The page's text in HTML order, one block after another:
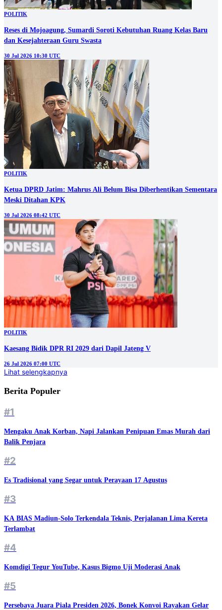
POLITIK
Reses di Mojoagung, Sumardi Soroti Kebutuhan Ruang Kelas Baru
dan Kesejahteraan Guru Swasta
30 Jul 2026 10:30 UTC
POLITIK
Ketua DPRD Jatim: Mahrus Ali Belum Bisa Diberhentikan Sementara
Meski Ditahan KPK
30 Jul 2026 08:42 UTC
POLITIK
Kaesang Bidik DPR RI 2029 dari Dapil Jateng V
26 Jul 2026 07:00 UTC
Lihat selengkapnya
Berita Populer
#1
Mengaku Anak Korban, Napi Jalankan Penipuan Emas Murah dari
Balik Penjara
#2
Es Tradisional yang Segar untuk Perayaan 17 Agustus
#3
KA BIAS Madiun-Solo Terkendala Teknis, Perjalanan Lima Kereta
Terlambat
#4
Komdigi Tegur YouTube, Kasus Bigmo Uji Moderasi Anak
#5
Persebaya Juara Piala Presiden 2026, Bonek Konvoi Rayakan Gelar